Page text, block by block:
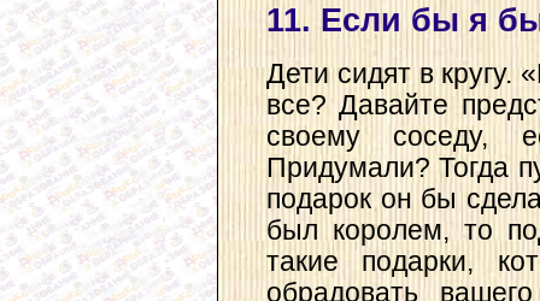
11. Если бы я
Дети сидят в кругу.
все? Давайте
своему соседу,
Придумали? Тогда
подарок он бы
был королем, то
такие подарки,
обрадовать